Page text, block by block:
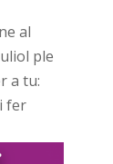
al
ple
a tu:
fer